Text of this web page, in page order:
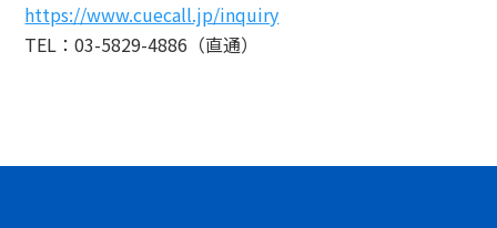
https://www.cuecall.jp/inquiry
TEL：03-5829-4886（直通）